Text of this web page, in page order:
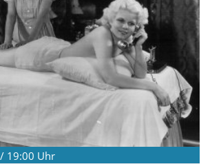
19:00 Uhr